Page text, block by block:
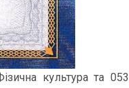
культура та 053